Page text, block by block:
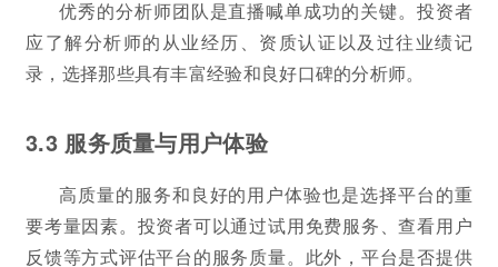
优秀的分析师团队是直播喊单成功的关键。投资者
应了解分析师的从业经历、资质认证以及过往业绩记
录，选择那些具有丰富经验和良好口碑的分析师。
3.3 服务质量与用户体验
高质量的服务和良好的用户体验也是选择平台的重
要考量因素。投资者可以通过试用免费服务、查看用户
反馈等方式评估平台的服务质量。此外，平台是否提供